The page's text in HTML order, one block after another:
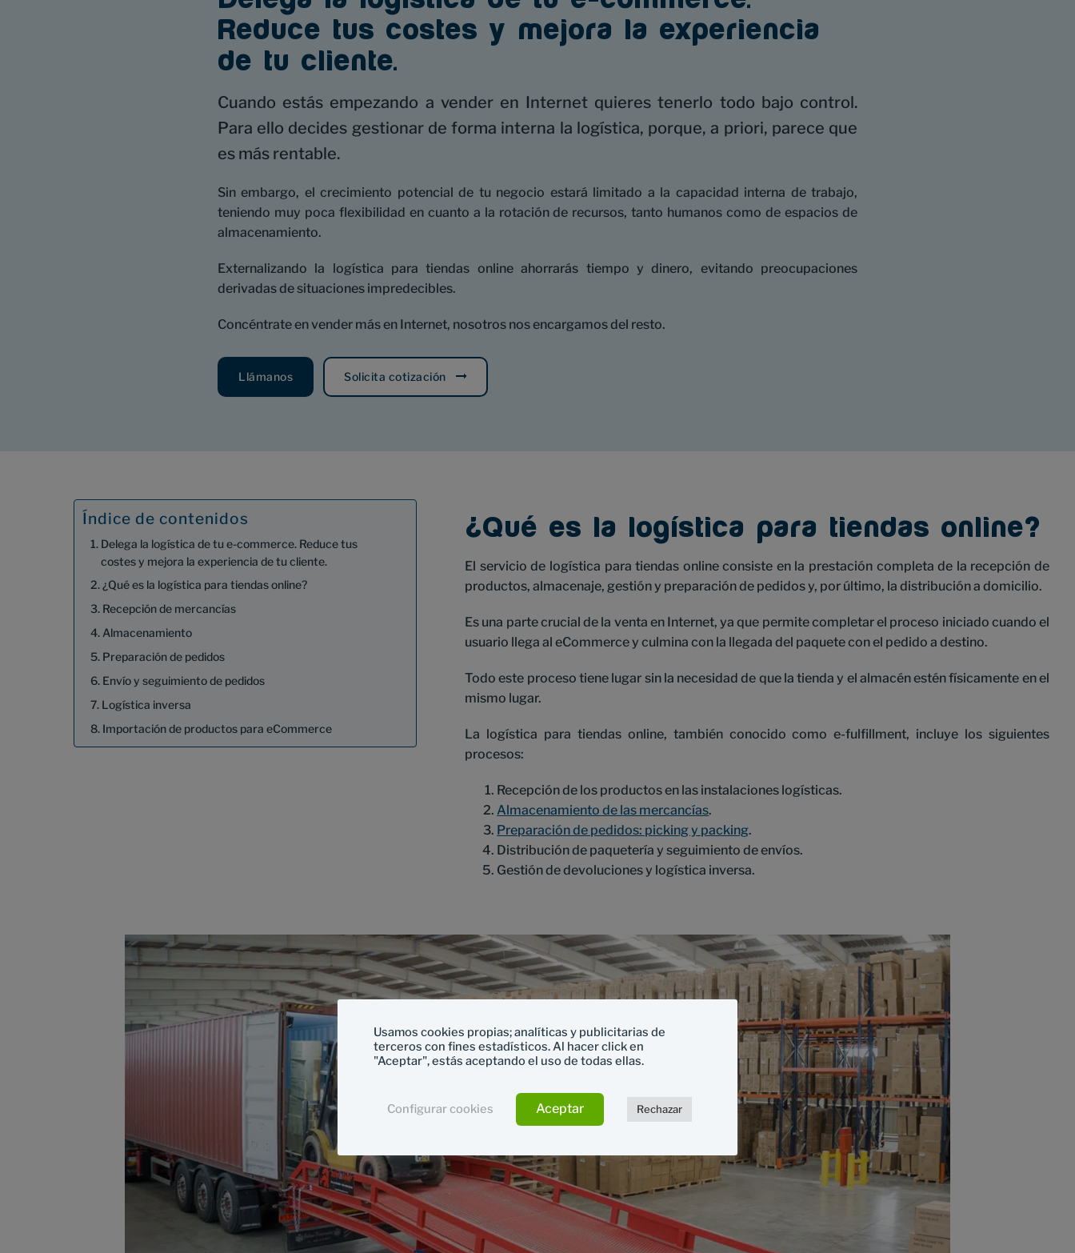
Reduce tus costes y mejora la experiencia
de tu cliente.
Cuando estás empezando a vender en Internet quieres tenerlo todo bajo control.
Para ello decides gestionar de forma interna la logística, porque, a priori, parece que
es más rentable.
Sin embargo, el crecimiento potencial de tu negocio estará limitado a la capacidad interna de trabajo,
teniendo muy poca flexibilidad en cuanto a la rotación de recursos, tanto humanos como de espacios de
almacenamiento.
Externalizando la logística para tiendas online ahorrarás tiempo y dinero, evitando preocupaciones
derivadas de situaciones impredecibles.
Concéntrate en vender más en Internet, nosotros nos encargamos del resto.
Llámanos Solicita cotización
¿Qué es la logística para tiendas online?
El servicio de logística para tiendas online consiste en la prestación completa de la recepción de
productos, almacenaje, gestión y preparación de pedidos y, por último, la distribución a domicilio.
Es una parte crucial de la venta en Internet, ya que permite completar el proceso iniciado cuando el
usuario llega al eCommerce y culmina con la llegada del paquete con el pedido a destino.
Todo este proceso tiene lugar sin la necesidad de que la tienda y el almacén estén físicamente en el
mismo lugar.
La logística para tiendas online, también conocido como e-fulfillment, incluye los siguientes
procesos:
Recepción de los productos en las instalaciones logísticas.
Almacenamiento de las mercancías.
Preparación de pedidos: picking y packing.
Distribución de paquetería y seguimiento de envíos.
Gestión de devoluciones y logística inversa.
Índice de contenidos
Delega la logística de tu e-commerce. Reduce tus
costes y mejora la experiencia de tu cliente.
¿Qué es la logística para tiendas online?
Recepción de mercancías
Almacenamiento
Preparación de pedidos
Envío y seguimiento de pedidos
Logística inversa
Importación de productos para eCommerce
Usamos cookies propias; analíticas y publicitarias de
terceros con fines estadísticos. Al hacer click en
"Aceptar", estás aceptando el uso de todas ellas.
Configurar cookies Aceptar Rechazar